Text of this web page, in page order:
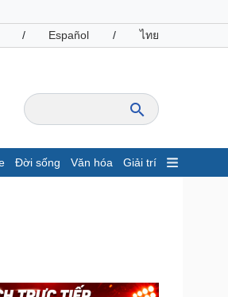
/ Español / ไทย
Đời sống Văn hóa Giải trí
Giá cà phê